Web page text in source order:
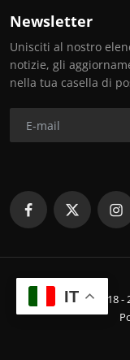
Newsletter
Unisciti al nostro
notizie, gli
nella tua casella di
© Copyright 2018 -
IT